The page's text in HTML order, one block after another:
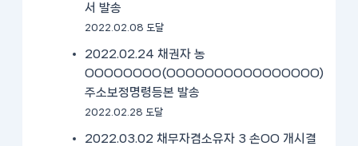
서 발송
2022.02.08 도달
2022.02.24 채권자 농
OOOOOOOO(OOOOOOOOOOOOOOOO)
주소보정명령등본 발송
2022.02.28 도달
2022.03.02 채무자겸소유자 3 손OO 개시결